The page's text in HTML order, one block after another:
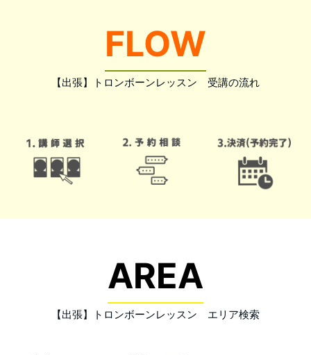
【出張】トロンボーンレッスン 受講の流れ
FLOW
【出張】トロンボーンレッスン エリア検索
AREA